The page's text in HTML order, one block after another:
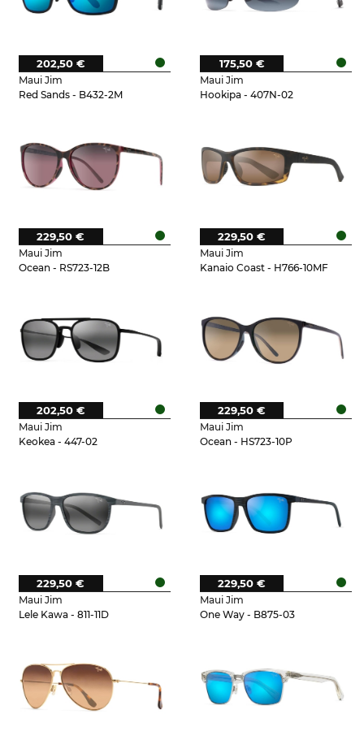
Maui Jim
Red Sands - B432-2M
202,50 €
Maui Jim
Hookipa - 407N-02
175,50 €
Maui Jim
Ocean - RS723-12B
229,50 €
Maui Jim
Kanaio Coast - H766-10MF
229,50 €
Maui Jim
Keokea - 447-02
202,50 €
Maui Jim
Ocean - HS723-10P
229,50 €
Maui Jim
Lele Kawa - 811-11D
229,50 €
Maui Jim
One Way - B875-03
229,50 €